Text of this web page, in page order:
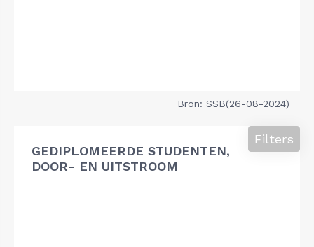
Bron: SSB(26-08-2024)
GEDIPLOMEERDE STUDENTEN,
DOOR- EN UITSTROOM
Filters